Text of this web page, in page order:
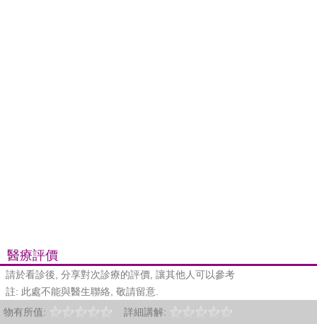
醫療評價
請於看診後, 分享對次診療的評價, 讓其他人可以參考
註: 此處不能與醫生聯絡, 敬請留意.
物有所值:
詳細講解: